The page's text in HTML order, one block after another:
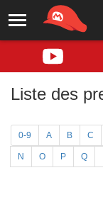
Liste des
0-9 A B C
N O P Q